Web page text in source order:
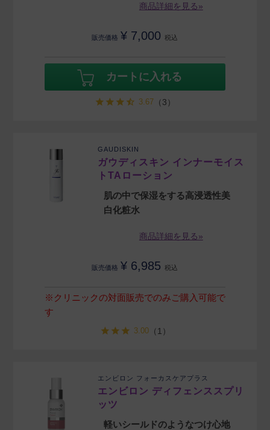
商品詳細を見る»
販売価格 ¥ 7,000 税込
カートに入れる
3.67 （3）
GAUDISKIN
ガウディスキン インナーモイス
トTAローション
肌の中で保湿をする高浸透性美
白化粧水
商品詳細を見る»
販売価格 ¥ 6,985 税込
※クリニックの対面販売でのみご購入可能で
す
3.00（1）
エンビロン フォーカスケアプラス
エンビロン ディフェンススプリ
ッツ
軽いシールドのようなつけ心地